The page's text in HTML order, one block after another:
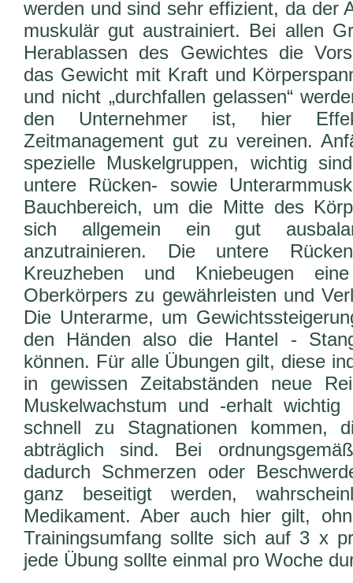
werden und sind sehr effizient, da der
muskulär gut austrainiert. Bei allen
Herablassen des Gewichtes die
das Gewicht mit Kraft und
und nicht „durchfallen gelassen“
den Unternehmer ist, hier
Zeitmanagement gut zu vereinen.
spezielle Muskelgruppen, wichtig
untere Rücken- sowie
Bauchbereich, um die Mitte des
sich allgemein ein gut
anzutrainieren. Die untere
Kreuzheben und Kniebeugen
Oberkörpers zu gewährleisten und
Die Unterarme, um
den Händen also die Hantel -
können. Für alle Übungen gilt, diese
in gewissen Zeitabständen neue
Muskelwachstum und -erhalt
schnell zu Stagnationen kommen,
abträglich sind. Bei
dadurch Schmerzen oder
ganz beseitigt werden,
Medikament. Aber auch hier gilt,
Trainingsumfang sollte sich auf 3 x
jede Übung sollte einmal pro Woche